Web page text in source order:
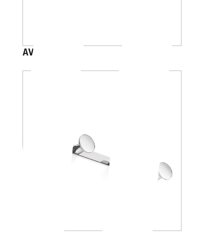
AV120C